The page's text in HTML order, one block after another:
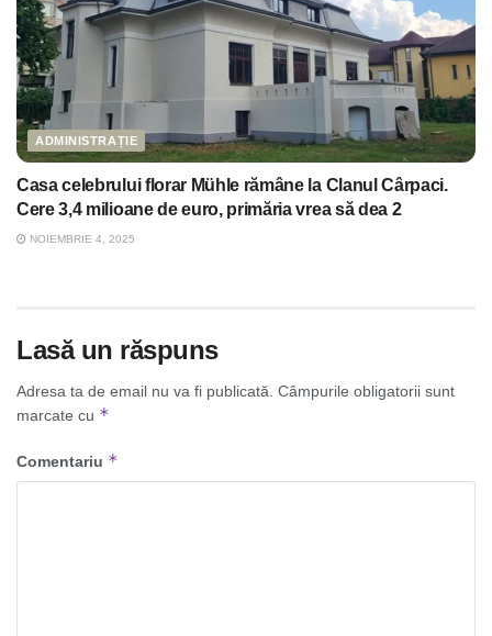
ADMINISTRAȚIE
Casa celebrului florar Mühle rămâne la Clanul Cârpaci.
Cere 3,4 milioane de euro, primăria vrea să dea 2
NOIEMBRIE 4, 2025
Lasă un răspuns
Adresa ta de email nu va fi publicată. Câmpurile obligatorii sunt
marcate cu *
Comentariu *